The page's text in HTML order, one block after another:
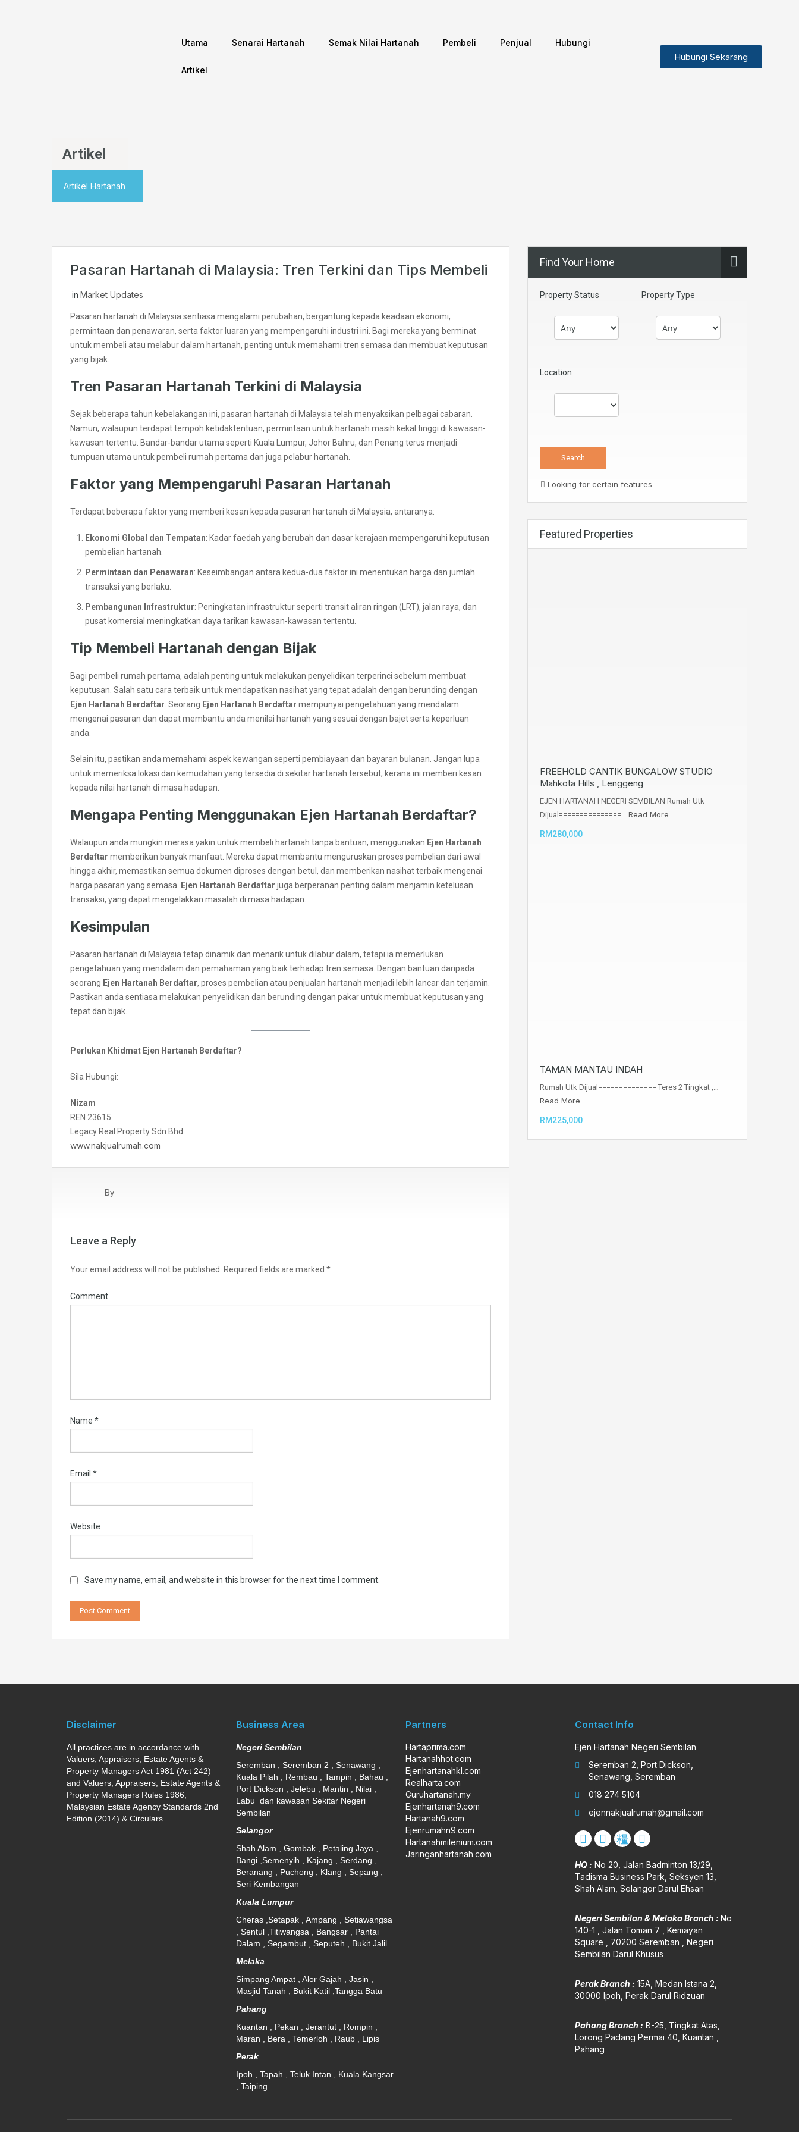
Utama Senarai Hartanah Semak Nilai Hartanah Pembeli Penjual Hubungi
Artikel
Hubungi Sekarang
Artikel
Artikel Hartanah
Pasaran Hartanah di Malaysia: Tren Terkini dan Tips Membeli
in Market Updates
Pasaran hartanah di Malaysia sentiasa mengalami perubahan, bergantung kepada keadaan ekonomi,
permintaan dan penawaran, serta faktor luaran yang mempengaruhi industri ini. Bagi mereka yang berminat
untuk membeli atau melabur dalam hartanah, penting untuk memahami tren semasa dan membuat keputusan
yang bijak.
Tren Pasaran Hartanah Terkini di Malaysia
Sejak beberapa tahun kebelakangan ini, pasaran hartanah di Malaysia telah menyaksikan pelbagai cabaran.
Namun, walaupun terdapat tempoh ketidaktentuan, permintaan untuk hartanah masih kekal tinggi di kawasan-
kawasan tertentu. Bandar-bandar utama seperti Kuala Lumpur, Johor Bahru, dan Penang terus menjadi
tumpuan utama untuk pembeli rumah pertama dan juga pelabur hartanah.
Faktor yang Mempengaruhi Pasaran Hartanah
Terdapat beberapa faktor yang memberi kesan kepada pasaran hartanah di Malaysia, antaranya:
Ekonomi Global dan Tempatan: Kadar faedah yang berubah dan dasar kerajaan mempengaruhi keputusan
pembelian hartanah.
Permintaan dan Penawaran: Keseimbangan antara kedua-dua faktor ini menentukan harga dan jumlah
transaksi yang berlaku.
Pembangunan Infrastruktur: Peningkatan infrastruktur seperti transit aliran ringan (LRT), jalan raya, dan
pusat komersial meningkatkan daya tarikan kawasan-kawasan tertentu.
Tip Membeli Hartanah dengan Bijak
Bagi pembeli rumah pertama, adalah penting untuk melakukan penyelidikan terperinci sebelum membuat
keputusan. Salah satu cara terbaik untuk mendapatkan nasihat yang tepat adalah dengan berunding dengan
Ejen Hartanah Berdaftar . Seorang Ejen Hartanah Berdaftar mempunyai pengetahuan yang mendalam
mengenai pasaran dan dapat membantu anda menilai hartanah yang sesuai dengan bajet serta keperluan
anda.
Selain itu, pastikan anda memahami aspek kewangan seperti pembiayaan dan bayaran bulanan. Jangan lupa
untuk memeriksa lokasi dan kemudahan yang tersedia di sekitar hartanah tersebut, kerana ini memberi kesan
kepada nilai hartanah di masa hadapan.
Mengapa Penting Menggunakan Ejen Hartanah Berdaftar?
Walaupun anda mungkin merasa yakin untuk membeli hartanah tanpa bantuan, menggunakan Ejen Hartanah
Berdaftar memberikan banyak manfaat. Mereka dapat membantu menguruskan proses pembelian dari awal
hingga akhir, memastikan semua dokumen diproses dengan betul, dan memberikan nasihat terbaik mengenai
harga pasaran yang semasa.
Ejen Hartanah Berdaftar juga berperanan penting dalam menjamin ketelusan
transaksi, yang dapat mengelakkan masalah di masa hadapan.
Kesimpulan
Pasaran hartanah di Malaysia tetap dinamik dan menarik untuk dilabur dalam, tetapi ia memerlukan
pengetahuan yang mendalam dan pemahaman yang baik terhadap tren semasa. Dengan bantuan daripada
seorang Ejen Hartanah Berdaftar, proses pembelian atau penjualan hartanah menjadi lebih lancar dan terjamin.
Pastikan anda sentiasa melakukan penyelidikan dan berunding dengan pakar untuk membuat keputusan yang
tepat dan bijak.
Perlukan Khidmat Ejen Hartanah Berdaftar?
Sila Hubungi:
Nizam
REN 23615
Legacy Real Property Sdn Bhd
www.nakjualrumah.com
By
Leave a Reply
Your email address will not be published. Required fields are marked *
Comment
Name *
Email *
Website
Save my name, email, and website in this browser for the next time I comment.
Find Your Home
Property Status Property Type
Location
Looking for certain features
Featured Properties
FREEHOLD CANTIK BUNGALOW STUDIO
Mahkota Hills , Lenggeng
EJEN HARTANAH NEGERI SEMBILAN Rumah Utk
Dijual===============… Read More
RM280,000
TAMAN MANTAU INDAH
Rumah Utk Dijual============== Teres 2 Tingkat ,…
Read More
RM225,000
Disclaimer
All practices are in accordance with
Valuers, Appraisers, Estate Agents &
Property Managers Act 1981 (Act 242)
and Valuers, Appraisers, Estate Agents &
Property Managers Rules 1986,
Malaysian Estate Agency Standards 2nd
Edition (2014) & Circulars.
Business Area
Negeri Sembilan
Seremban , Seremban 2 , Senawang ,
Kuala Pilah , Rembau , Tampin , Bahau ,
Port Dickson , Jelebu , Mantin , Nilai ,
Labu dan kawasan Sekitar Negeri
Sembilan
Selangor
Shah Alam , Gombak , Petaling Jaya ,
Bangi ,Semenyih , Kajang , Serdang ,
Beranang , Puchong , Klang , Sepang ,
Seri Kembangan
Kuala Lumpur
Cheras ,Setapak , Ampang , Setiawangsa
, Sentul ,Titiwangsa , Bangsar , Pantai
Dalam , Segambut , Seputeh , Bukit Jalil
Melaka
Simpang Ampat , Alor Gajah , Jasin ,
Masjid Tanah , Bukit Katil ,Tangga Batu
Pahang
Kuantan , Pekan , Jerantut , Rompin ,
Maran , Bera , Temerloh , Raub , Lipis
Perak
Ipoh , Tapah , Teluk Intan , Kuala Kangsar
, Taiping
Partners
Hartaprima.com
Hartanahhot.com
Ejenhartanahkl.com
Realharta.com
Guruhartanah.my
Ejenhartanah9.com
Hartanah9.com
Ejenrumahn9.com
Hartanahmilenium.com
Jaringanhartanah.com
Contact Info
Ejen Hartanah Negeri Sembilan
Seremban 2, Port Dickson,
Senawang, Seremban
018 274 5104
ejennakjualrumah@gmail.com
HQ : No 20, Jalan Badminton 13/29,
Tadisma Business Park, Seksyen 13,
Shah Alam, Selangor Darul Ehsan
Negeri Sembilan & Melaka Branch : No
140-1 , Jalan Toman 7 , Kemayan
Square , 70200 Seremban , Negeri
Sembilan Darul Khusus
Perak Branch : 15A, Medan Istana 2,
30000 Ipoh, Perak Darul Ridzuan
Pahang Branch : B-25, Tingkat Atas,
Lorong Padang Permai 40, Kuantan ,
Pahang